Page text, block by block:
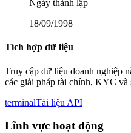
Ngày thành lập
18/09/1998
Tích hợp dữ liệu
Truy cập dữ liệu doanh nghiệp
các giải pháp tài chính, KYC và
terminalTài liệu API
Lĩnh vực hoạt động